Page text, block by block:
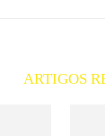
ARTIGOS